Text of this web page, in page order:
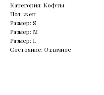
Категория: Кофты
Пол: жен
Размер: S
Размер: М
Размер: L
Состояние: Отличное